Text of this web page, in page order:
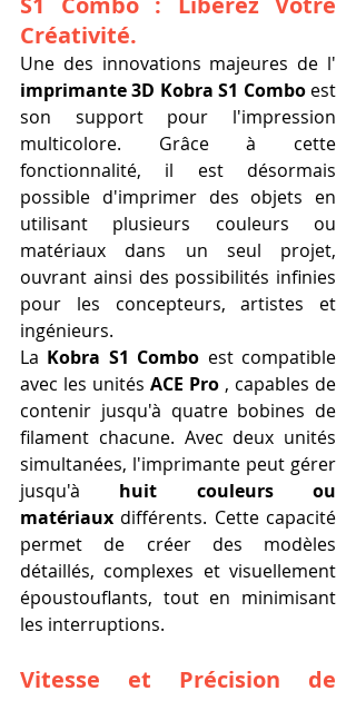
Créativité.
imprimante 3D Kobra S1 Combo est
son support pour l'impression
multicolore. Grâce à cette
fonctionnalité, il est désormais
possible d'imprimer des objets en
utilisant plusieurs couleurs ou
matériaux dans un seul projet,
ouvrant ainsi des possibilités infinies
pour les concepteurs, artistes et
ingénieurs.
La Kobra S1 Combo est compatible
avec les unités ACE Pro , capables de
contenir jusqu'à quatre bobines de
filament chacune. Avec deux unités
simultanées, l'imprimante peut gérer
jusqu'à huit couleurs ou
matériaux différents. Cette capacité
permet de créer des modèles
détaillés, complexes et visuellement
époustouflants, tout en minimisant
les interruptions.
Vitesse et Précision de